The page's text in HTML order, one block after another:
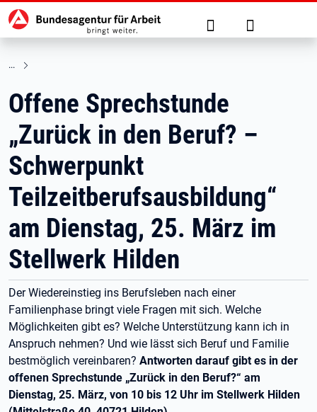
zu den Hauptinhalten springen
Hauptnavigation Suche Anmelden
Offene Sprechstunde
„Zurück in den Beruf? –
Schwerpunkt
Teilzeitberufsausbildung“
am Dienstag, 25. März im
Stellwerk Hilden
Der Wiedereinstieg ins Berufsleben nach einer
Familienphase bringt viele Fragen mit sich. Welche
Möglichkeiten gibt es? Welche Unterstützung kann ich in
Anspruch nehmen? Und wie lässt sich Beruf und Familie
bestmöglich vereinbaren? Antworten darauf gibt es in der
offenen Sprechstunde „Zurück in den Beruf?“ am
Dienstag, 25. März, von 10 bis 12 Uhr im Stellwerk Hilden